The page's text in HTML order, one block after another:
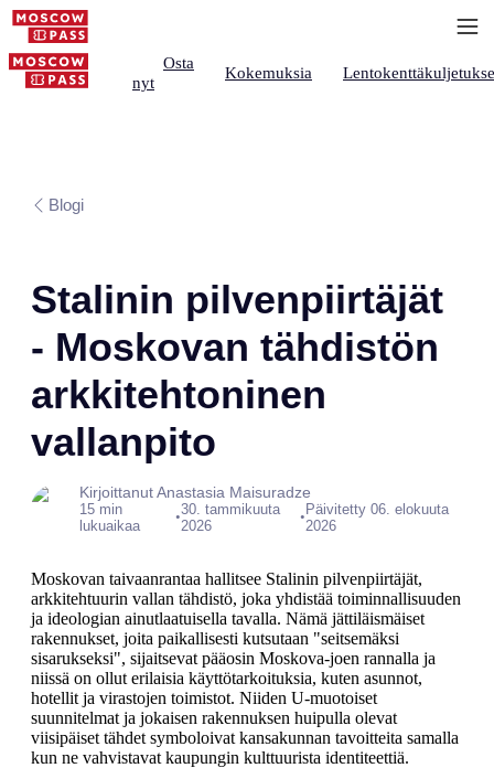
Osta
nyt
Kokemuksia
Blogi
Stalinin pilvenpiirtäjät
- Moskovan tähdistön
arkkitehtoninen
vallanpito
Kirjoittanut Anastasia Maisuradze
15 min
lukuaikaa
•30. tammikuuta
2026
• Päivitetty 06. elokuuta
2026
Moskovan taivaanrantaa hallitsee Stalinin pilvenpiirtäjät,
arkkitehtuurin vallan tähdistö, joka yhdistää toiminnallisuuden
ja ideologian ainutlaatuisella tavalla. Nämä jättiläismäiset
rakennukset, joita paikallisesti kutsutaan "seitsemäksi
sisarukseksi", sijaitsevat pääosin Moskova-joen rannalla ja
niissä on ollut erilaisia käyttötarkoituksia, kuten asunnot,
hotellit ja virastojen toimistot. Niiden U-muotoiset
suunnitelmat ja jokaisen rakennuksen huipulla olevat
viisipäiset tähdet symboloivat kansakunnan tavoitteita samalla
kun ne vahvistavat kaupungin kulttuurista identiteettiä.